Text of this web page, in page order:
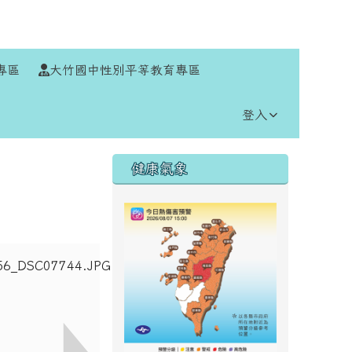
區 大竹國中性別平等教育專區
登入
右邊區域內容
健康氣象